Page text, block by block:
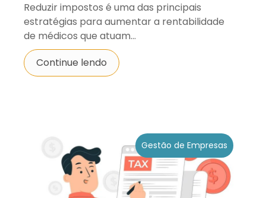
Reduzir impostos é uma das principais
estratégias para aumentar a rentabilidade
de médicos que atuam...
Continue lendo
Gestão de Empresas